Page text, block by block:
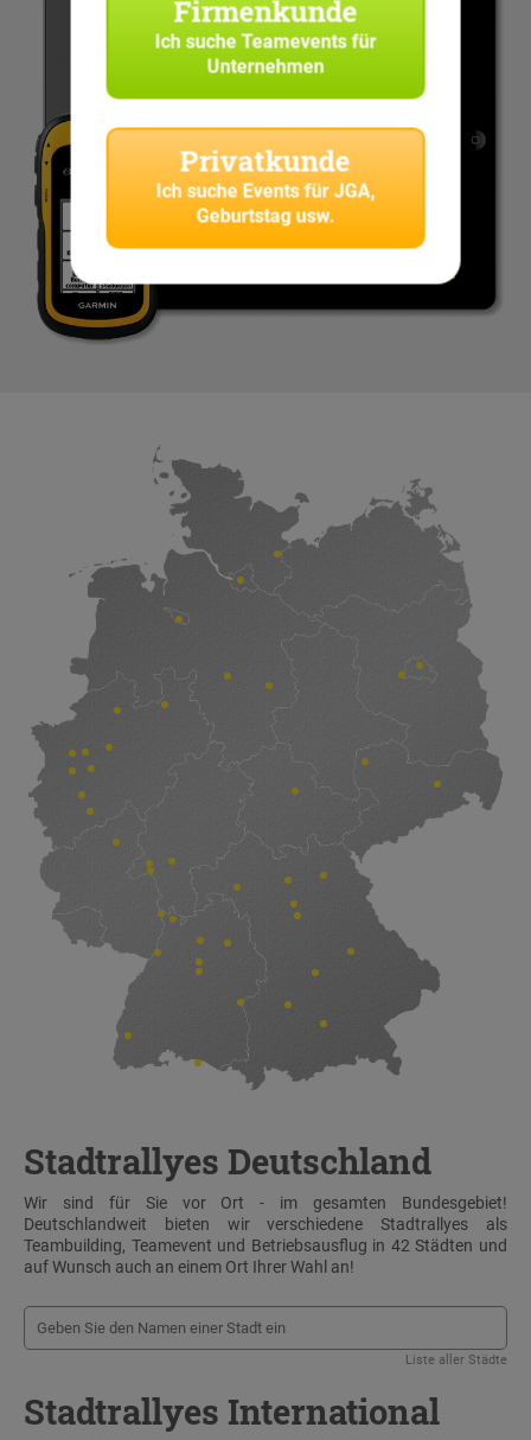
Stadtrallyes Deutschland
Wir sind für Sie vor Ort - im gesamten Bundesgebiet!
Deutschlandweit bieten wir verschiedene Stadtrallyes als
Teambuilding, Teamevent und Betriebsausflug in 42 Städten und
auf Wunsch auch an einem Ort Ihrer Wahl an!
Liste aller Städte
Stadtrallyes International
Firmenkunde
Ich sucheTeamevents für
Unternehmen
Privatkunde
Ich suche Events für JGA,
Geburtstag usw.